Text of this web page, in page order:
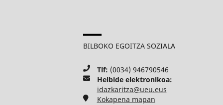
BILBOKO EGOITZA SOZIALA
Tlf: (0034) 946790546
Helbide elektronikoa:
idazkaritza@ueu.eus
Kokapena mapan